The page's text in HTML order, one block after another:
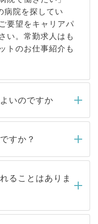
病院を探してい
要望をキャリアパ
い。常勤求人はも
トのお仕事紹介も
いのですか
、弊社担当者がご
後メールもしくは
内にはご連絡をせて
らくお待ちくださ
すか？
扱っている求人の
トからご覧いただ
す。非公開求人は
般には公開してい
ることはありま
とは一切ありませ